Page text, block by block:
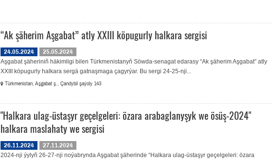
“Ak şäherim Aşgabat” atly XXIII köpugurly halkara sergisi
24.05.2024
25.05.2024
Aşgabat şäheriniň häkimligi bilen Türkmenistanyň Söwda-senagat edarasy “Ak şäherim Aşgabat” atly
XXIII köpugurly halkara sergä gatnaşmaga çagyrýar. Bu sergi 24-25-nji...
Türkmenistan, Aşgabat ş., Çandybil şaýoly 143
"Halkara ulag-üstaşyr geçelgeleri: özara arabaglanyşyk we ösüş-2024"
halkara maslahaty we sergisi
26.11.2024
27.11.2024
2024-nji ýylyň 26-27-nji noýabrynda Aşgabat şäherinde “Halkara ulag-üstaşyr geçelgeleri: özara